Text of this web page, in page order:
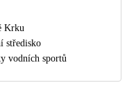
Krku
středisko
vodních sportů